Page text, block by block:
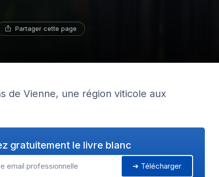
Partager cette page
de Vienne, une région viticole aux
gratuitement le livre blanc
➔ Télécharger